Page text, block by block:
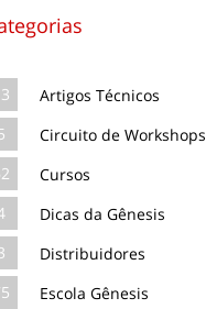
Artigos Técnicos
Circuito de Workshops
Cursos
Dicas da Gênesis
Distribuidores
Escola Gênesis